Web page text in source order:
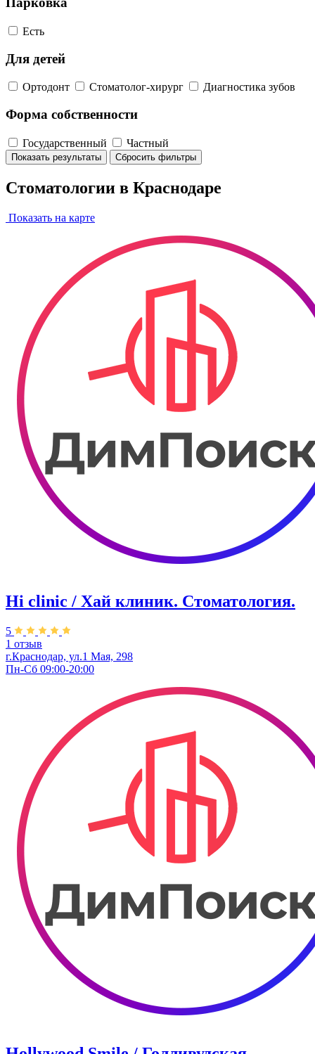
Есть
Для детей
Ортодонт Стоматолог-хирург Диагностика зубов
Форма собственности
Государственный Частный
Показать результаты Сбросить фильтры
Стоматологии в Краснодаре
Показать на карте
Hi clinic / Хай клиник. Стоматология.
5
1 отзыв
г.Краснодар, ул.1 Мая, 298
Пн-Сб 09:00-20:00